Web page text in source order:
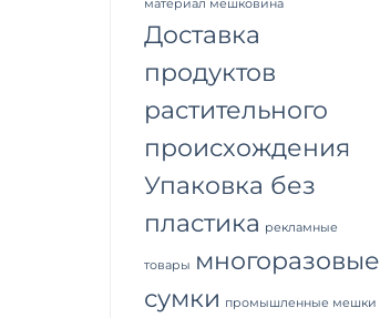
материал мешковина
Доставка
продуктов
растительного
происхождения
Упаковка без
пластика рекламные
товары многоразовые
сумки промышленные мешки